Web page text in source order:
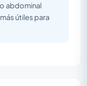
abdominal
útiles para